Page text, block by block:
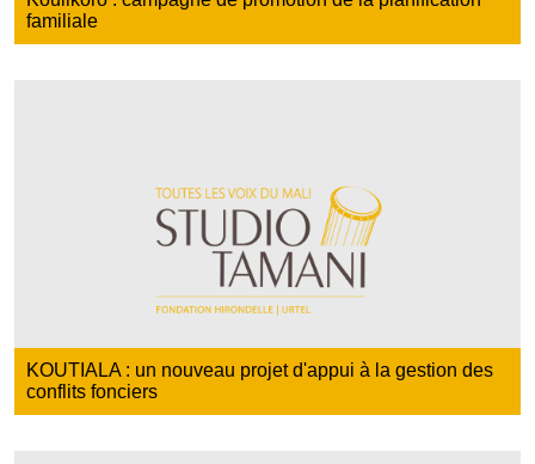
familiale
KOUTIALA : un nouveau projet d'appui à la gestion des
conflits fonciers